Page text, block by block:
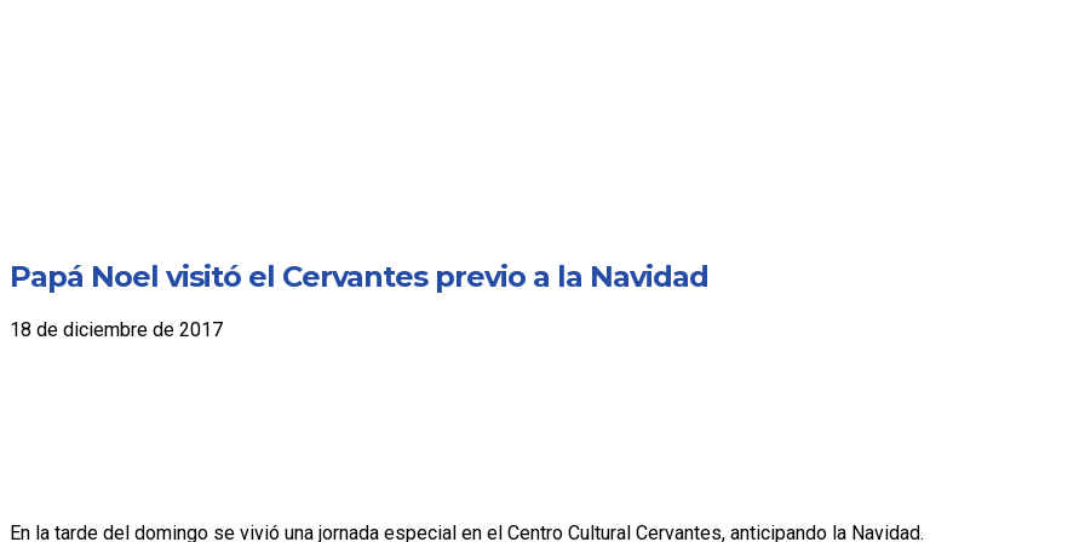
Papá Noel visitó el Cervantes previo a la Navidad
18 de diciembre de 2017
En la tarde del domingo se vivió una jornada especial en el Centro Cultural Cervantes, anticipando la Navidad.